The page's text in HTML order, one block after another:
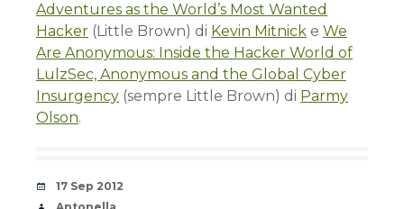
Adventures as the World’s Most Wanted
Hacker (Little Brown) di Kevin Mitnick e We
Are Anonymous: Inside the Hacker World of
LulzSec, Anonymous and the Global Cyber
Insurgency (sempre Little Brown) di Parmy
Olson.
Date
17 Sep 2012